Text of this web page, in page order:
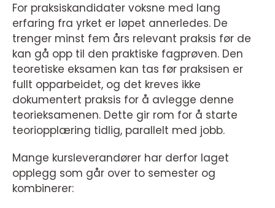
For praksiskandidater voksne med lang
erfaring fra yrket er løpet annerledes. De
trenger minst fem års relevant praksis før de
kan gå opp til den praktiske fagprøven. Den
teoretiske eksamen kan tas før praksisen er
fullt opparbeidet, og det kreves ikke
dokumentert praksis for å avlegge denne
teorieksamenen. Dette gir rom for å starte
teoriopplæring tidlig, parallelt med jobb.
Mange kursleverandører har derfor laget
opplegg som går over to semester og
kombinerer: